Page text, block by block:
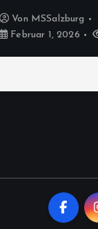
Von MSSalzburg
Februar 1, 2026